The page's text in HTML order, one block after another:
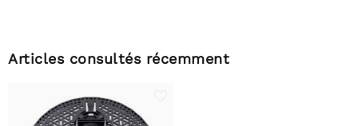
Articles consultés récemment